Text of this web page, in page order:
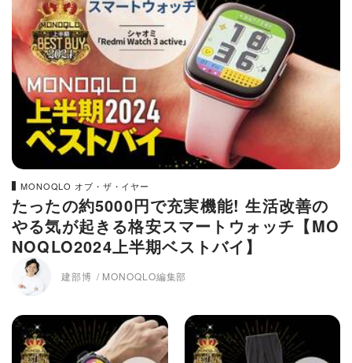
MONOQLO オブ・ザ・イヤー
たったの約5000円で充実機能! 生活改善の
やる気が起きる格安スマートウォッチ【MO
NOQLO2024上半期ベストバイ】
建部博 MONOQLO編集部